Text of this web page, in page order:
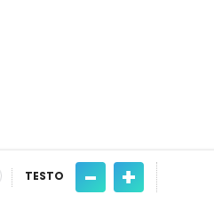
TESTO - +